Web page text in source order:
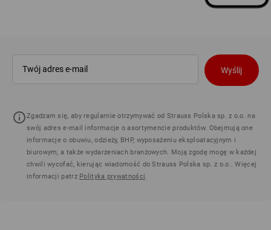
Wyślij
Zgadzam się, aby regularnie otrzymywać od Strauss Polska sp. z o.o. na
swój adres e-mail informacje o asortymencie produktów. Obejmują one
informacje o obuwiu, odzieży, BHP, wyposażeniu eksploatacyjnym i
biurowym, a także wydarzeniach branżowych. Moją zgodę mogę w każdej
chwili wycofać, kierując wiadomość do Strauss Polska sp. z o.o.. Więcej
informacji patrz Polityka prywatności.